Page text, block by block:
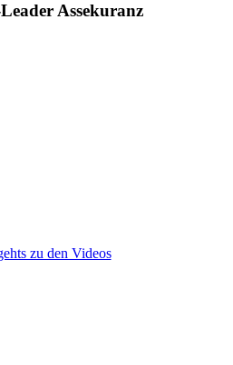
Assekuranz
zu den Videos